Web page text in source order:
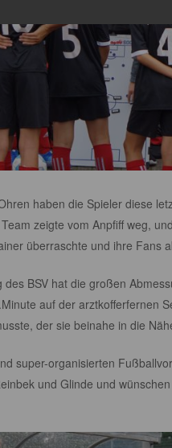
haben die Spieler diese
zeigte vom Anpfiff weg,
überraschte und ihre Fans
BSV hat die großen
auf der arztkofferfernen
der sie beinahe in die
super-organisierten
und Glinde und